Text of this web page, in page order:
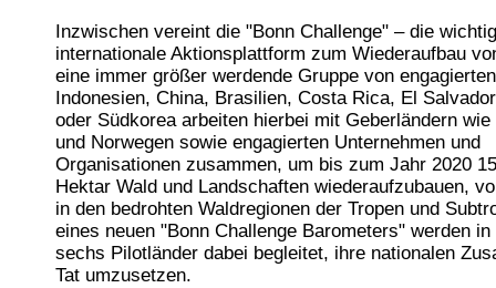
Inzwischen vereint die "Bonn Challenge" – die
internationale Aktionsplattform zum Wiederaufbau
eine immer größer werdende Gruppe von
Indonesien, China, Brasilien, Costa Rica, El
oder Südkorea arbeiten hierbei mit Geberländern
und Norwegen sowie engagierten Unternehmen und
Organisationen zusammen, um bis zum Jahr 2020
Hektar Wald und Landschaften wiederaufzubauen,
in den bedrohten Waldregionen der Tropen und
eines neuen "Bonn Challenge Barometers" werden
sechs Pilotländer dabei begleitet, ihre nationalen
Tat umzusetzen.